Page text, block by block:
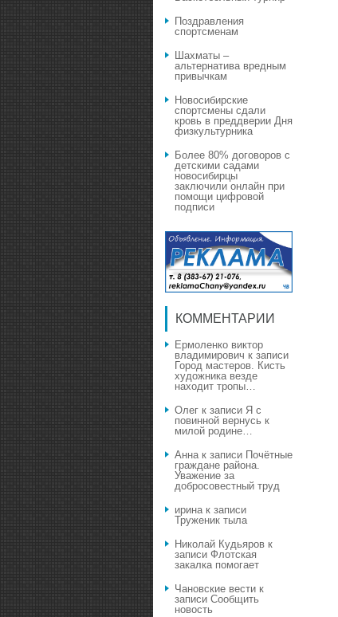
Поздравления
спортсменам
Шахматы –
альтернатива вредным
привычкам
Новосибирские
спортсмены сдали
кровь в преддверии Дня
физкультурника
Более 80% договоров с
детскими садами
новосибирцы
заключили онлайн при
помощи цифровой
подписи
КОММЕНТАРИИ
Ермоленко виктор
владимирович к записи
Город мастеров. Кисть
художника везде
находит тропы…
Олег к записи Я с
повинной вернусь к
милой родине…
Аннак записи Почётные
граждане района.
Уважение за
добросовестный труд
иринак записи
Труженик тыла
Николай Кудьяров к
записи Флотская
закалка помогает
Чановские вести к
записи Сообщить
новость